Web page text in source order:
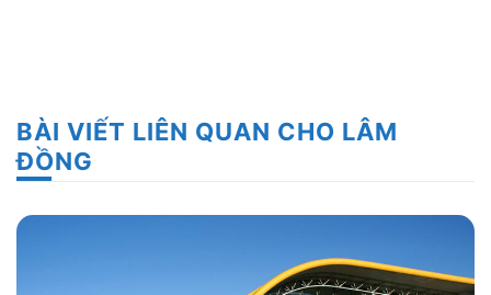
BÀI VIẾT LIÊN QUAN CHO LÂM
ĐỒNG